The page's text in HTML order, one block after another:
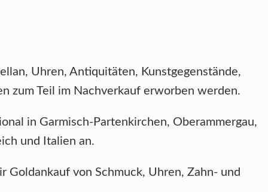
Uhren, Antiquitäten, Kunstgegenstände,
zum Teil im Nachverkauf erworben werden.
in Garmisch-Partenkirchen, Oberammergau,
und Italien an.
Goldankauf von Schmuck, Uhren, Zahn- und